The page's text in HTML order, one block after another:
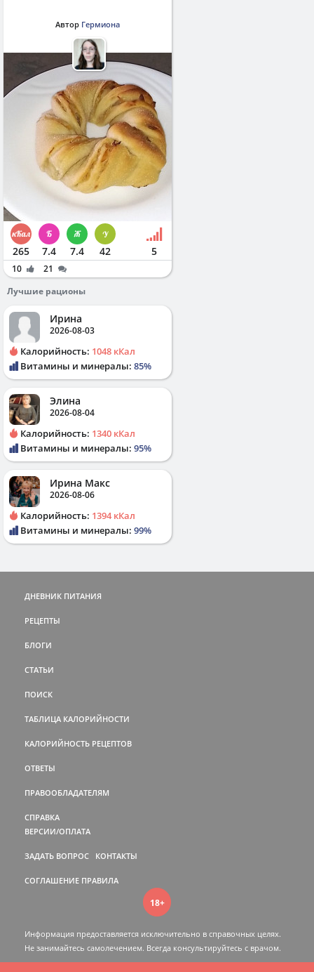
Автор Гермиона
265 7.4 7.4 42 5
10
21
Лучшие рационы
Ирина
2026-08-03
Калорийность: 1048 кКал
Витамины и минералы: 85%
Элина
2026-08-04
Калорийность: 1340 кКал
Витамины и минералы: 95%
Ирина Макс
2026-08-06
Калорийность: 1394 кКал
Витамины и минералы: 99%
ДНЕВНИК ПИТАНИЯ
РЕЦЕПТЫ
БЛОГИ
СТАТЬИ
ПОИСК
ТАБЛИЦА КАЛОРИЙНОСТИ
КАЛОРИЙНОСТЬ РЕЦЕПТОВ
ОТВЕТЫ
ПРАВООБЛАДАТЕЛЯМ
СПРАВКА
ВЕРСИИ/ОПЛАТА
ЗАДАТЬ ВОПРОС КОНТАКТЫ
СОГЛАШЕНИЕ ПРАВИЛА
18+
Информация предоставляется исключительно в справочных целях.
Не занимайтесь самолечением. Всегда консультируйтесь c врачом.